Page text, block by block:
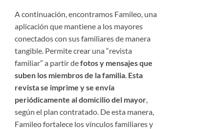
A continuación, encontramos Famileo, una
aplicación que mantiene a los mayores
conectados con sus familiares de manera
tangible. Permite crear una “revista
familiar” a partir defotos y mensajes que
suben los miembros de la familia. Esta
revista se imprime y se envía
periódicamente al domicilio del mayor,
según el plan contratado. De esta manera,
Famileo fortalece los vínculos familiares y